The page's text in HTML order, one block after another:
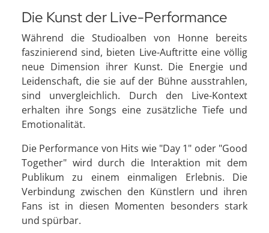
Die Kunst der Live-Performance
Während die Studioalben von Honne bereits
faszinierend sind, bieten Live-Auftritte eine völlig
neue Dimension ihrer Kunst. Die Energie und
Leidenschaft, die sie auf der Bühne ausstrahlen,
sind unvergleichlich. Durch den Live-Kontext
erhalten ihre Songs eine zusätzliche Tiefe und
Emotionalität.
Die Performance von Hits wie "Day 1" oder "Good
Together" wird durch die Interaktion mit dem
Publikum zu einem einmaligen Erlebnis. Die
Verbindung zwischen den Künstlern und ihren
Fans ist in diesen Momenten besonders stark
und spürbar.